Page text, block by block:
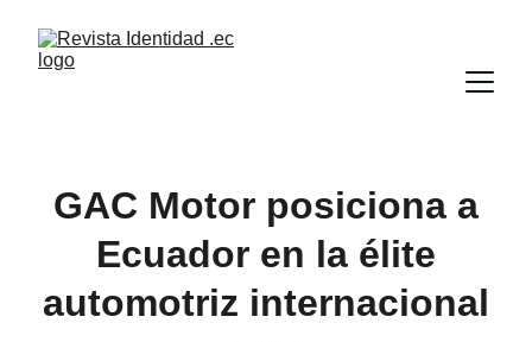
GAC Motor posiciona a
Ecuador en la élite
automotriz internacional